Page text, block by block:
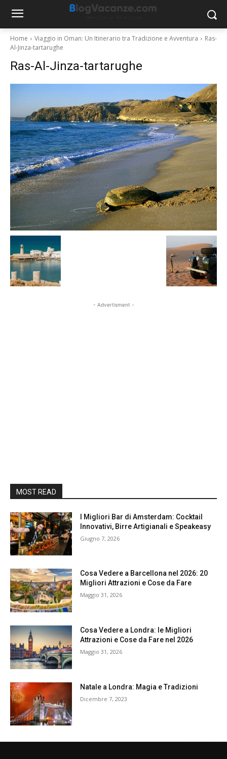
Home Viaggio in Oman: Un Itinerario tra Tradizione e Avventura
Ras-
Al-Jinza-tartarughe
Ras-Al-Jinza-tartarughe
- Advertisment -
MOST READ
I Migliori Bar di Amsterdam: Cocktail
Innovativi, Birre Artigianali e Speakeasy
Giugno 7, 2026
Cosa Vedere a Barcellona nel 2026: 20
Migliori Attrazioni e Cose da Fare
Maggio 31, 2026
Cosa Vedere a Londra: le Migliori
Attrazioni e Cose da Fare nel 2026
Maggio 31, 2026
Natale a Londra: Magia e Tradizioni
Dicembre 7, 2023